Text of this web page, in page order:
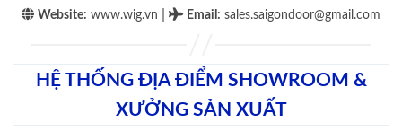
Website: www.wig.vn Email : sales.saigondoor@gmail.com
HỆ THỐNG ĐỊA ĐIỂM SHOWROOM &
XƯỞNG SẢN XUẤT